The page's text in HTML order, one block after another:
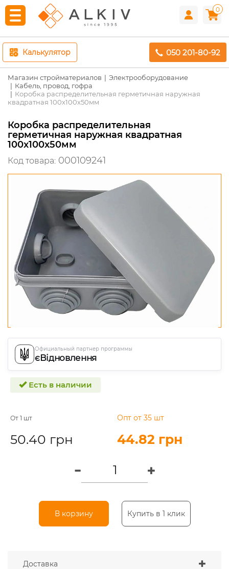
0
Калькулятор 050 201-80-92
Магазин стройматериалов
Электрооборудование
Кабель, провод, гофра
Коробка распределительная герметичная наружная
квадратная 100x100x50мм
Коробка распределительная
герметичная наружная квадратная
100x100x50мм
Код товара: 000109241
Официальный партнер программы
єВідновлення
Есть в наличии
От 1 шт
50.40 грн
Опт от 35 шт
44.82 грн
В корзину Купить в 1 клик
Доставка